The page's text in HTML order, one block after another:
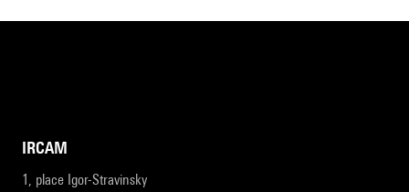
IRCAM
1, place Igor-Stravinsky